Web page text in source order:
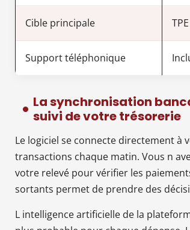
Cible principale
Support téléphonique
La synchronisation
suivi de votre trésorerie
Le logiciel se connecte directement
transactions chaque matin. Vous n
votre relevé pour vérifier les
sortants permet de prendre des
L intelligence artificielle de la